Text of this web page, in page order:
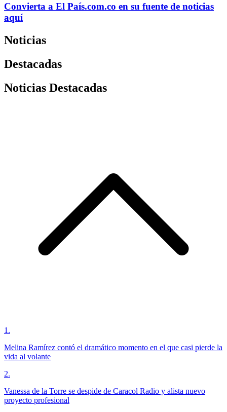
Convierta a El País.com.co en su fuente de noticias
aquí
Noticias
Destacadas
Noticias Destacadas
1 .
Melina Ramírez contó el dramático momento en el que casi pierde la
vida al volante
2.
Vanessa de la Torre se despide de Caracol Radio y alista nuevo
proyecto profesional